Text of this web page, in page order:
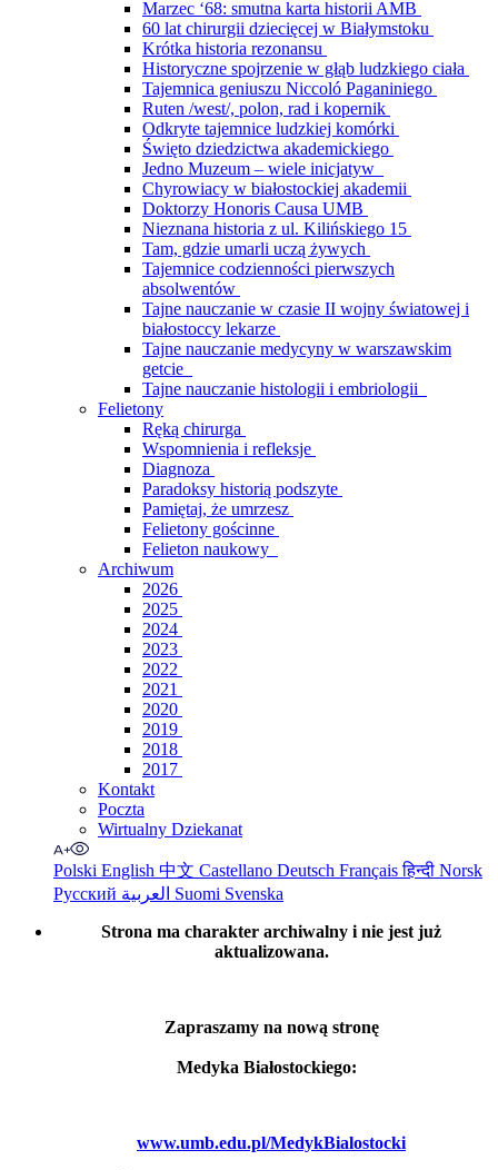
Marzec ‘68: smutna karta historii AMB
60 lat chirurgii dziecięcej w Białymstoku
Krótka historia rezonansu
Historyczne spojrzenie w głąb ludzkiego ciała
Tajemnica geniuszu Niccoló Paganiniego
Ruten /west/, polon, rad i kopernik
Odkryte tajemnice ludzkiej komórki
Święto dziedzictwa akademickiego
Jedno Muzeum – wiele inicjatyw
Chyrowiacy w białostockiej akademii
Doktorzy Honoris Causa UMB
Nieznana historia z ul. Kilińskiego 15
Tam, gdzie umarli uczą żywych
Tajemnice codzienności pierwszych
absolwentów
Tajne nauczanie w czasie II wojny światowej i
białostoccy lekarze
Tajne nauczanie medycyny w warszawskim
getcie
Tajne nauczanie histologii i embriologii
Felietony
Ręką chirurga
Wspomnienia i refleksje
Diagnoza
Paradoksy historią podszyte
Pamiętaj, że umrzesz
Felietony gościnne
Felieton naukowy
Archiwum
2026
2025
2024
2023
2022
2021
2020
2019
2018
2017
Kontakt
Poczta
Wirtualny Dziekanat
Polski English 中文 Castellano Deutsch Françaisहिन्दी Norsk
Русский
Suomi Svenska
Strona ma charakter archiwalny i nie jest już
aktualizowana.
Zapraszamy na nową stronę
Medyka Białostockiego:
www.umb.edu.pl/MedykBialostocki